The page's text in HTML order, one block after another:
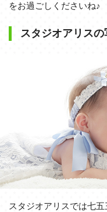
をお過ごしくださいね♪
スタジオアリス
スタジオアリスでは七